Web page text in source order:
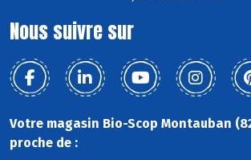
Nous suivre sur
Votre magasin Bio-Scop Montauban
proche de :